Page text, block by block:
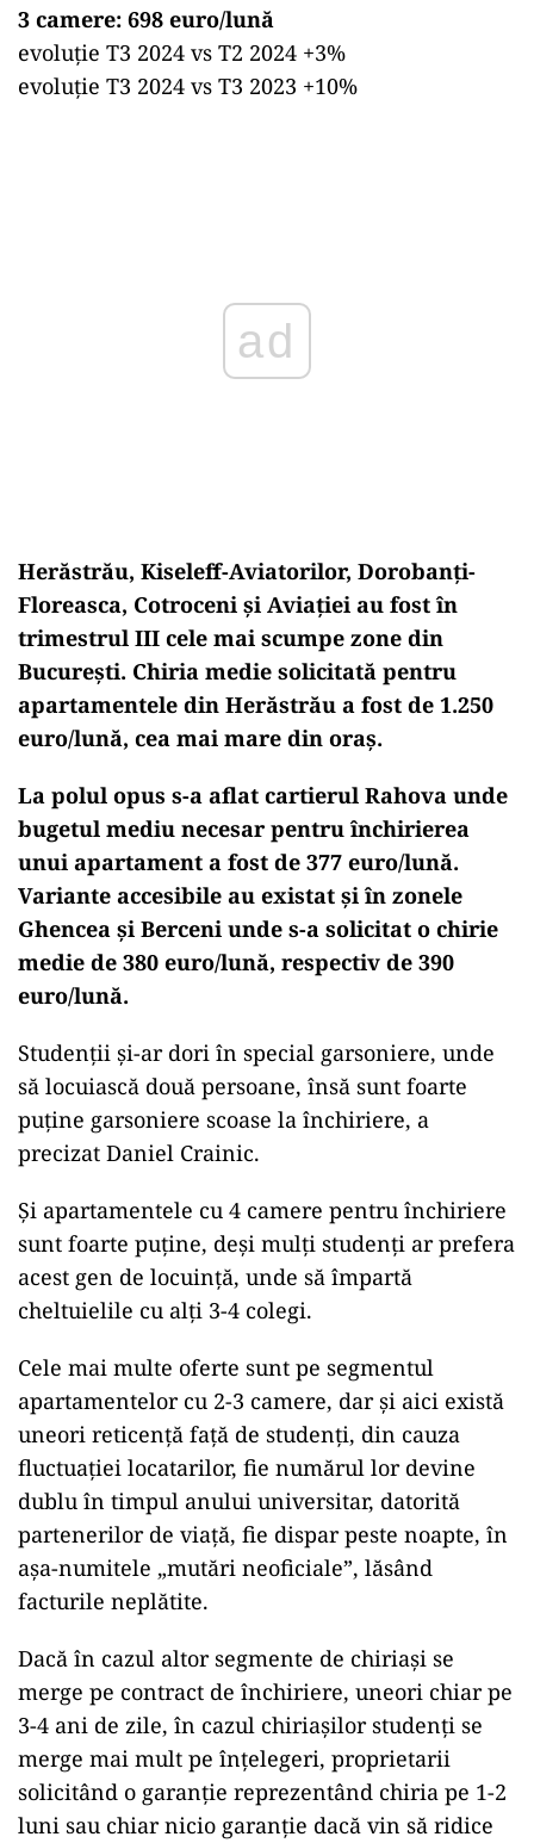
3 camere: 698 euro/lună
evoluție T3 2024 vs T2 2024 +3%
evoluție T3 2024 vs T3 2023 +10%
ad
Herăstrău, Kiseleff-Aviatorilor, Dorobanți-
Floreasca, Cotroceni și Aviației au fost în
trimestrul III cele mai scumpe zone din
București. Chiria medie solicitată pentru
apartamentele din Herăstrău a fost de 1.250
euro/lună, cea mai mare din oraș.
La polul opus s-a aflat cartierul Rahova unde
bugetul mediu necesar pentru închirierea
unui apartament a fost de 377 euro/lună.
Variante accesibile au existat și în zonele
Ghencea și Berceni unde s-a solicitat o chirie
medie de 380 euro/lună, respectiv de 390
euro/lună.
Studenţii şi-ar dori în special garsoniere, unde
să locuiască două persoane, însă sunt foarte
puţine garsoniere scoase la închiriere, a
precizat Daniel Crainic.
Şi apartamentele cu 4 camere pentru închiriere
sunt foarte puţine, deşi mulţi studenţi ar prefera
acest gen de locuinţă, unde să împartă
cheltuielile cu alţi 3-4 colegi.
Cele mai multe oferte sunt pe segmentul
apartamentelor cu 2-3 camere, dar şi aici există
uneori reticenţă faţă de studenţi, din cauza
fluctuaţiei locatarilor, fie numărul lor devine
dublu în timpul anului universitar, datorită
partenerilor de viaţă, fie dispar peste noapte, în
aşa-numitele „mutări neoficiale”, lăsând
facturile neplătite.
Dacă în cazul altor segmente de chiriaşi se
merge pe contract de închiriere, uneori chiar pe
3-4 ani de zile, în cazul chiriaşilor studenţi se
merge mai mult pe înţelegeri, proprietarii
solicitând o garanţie reprezentând chiria pe 1-2
luni sau chiar nicio garanţie dacă vin să ridice